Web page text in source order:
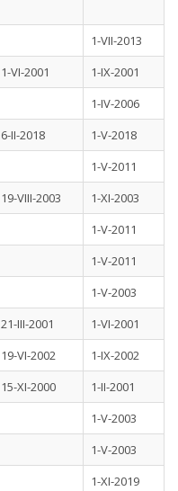
1-VII-2013
1-VI-2001
1-IX-2001
1-IV-2006
6-II-2018
1-V-2018
1-V-2011
19-VIII-2003
1-XI-2003
1-V-2011
1-V-2011
1-V-2003
21-III-2001
1-VI-2001
19-VI-2002
1-IX-2002
15-XI-2000
1-II-2001
1-V-2003
1-V-2003
1-XI-2019